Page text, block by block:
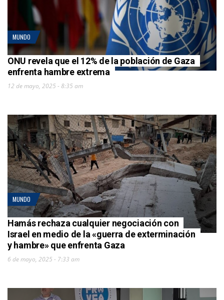
MUNDO
ONU revela que el 12% de la población de Gaza
enfrenta hambre extrema
12 de mayo, 2025 - 8:35 am
MUNDO
Hamás rechaza cualquier negociación con
Israel en medio de la «guerra de exterminación
y hambre» que enfrenta Gaza
6 de mayo, 2025 - 7:33 am